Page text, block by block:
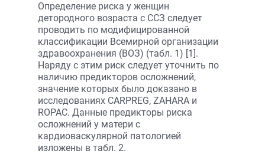
Определение риска у женщин
детородного возраста с ССЗ следует
проводить по модифицированной
классификации Всемирной организации
здравоохранения (ВОЗ) (табл. 1) [1].
Наряду с этим риск следует уточнить по
наличию предикторов осложнений,
значение которых было доказано в
исследованиях CARPREG, ZAHARA и
ROPAC. Данные предикторы риска
осложнений у матери с
кардиоваскулярной патологией
изложены в табл. 2.